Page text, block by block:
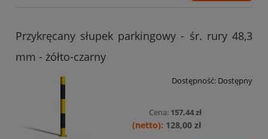
Przykręcany słupek parkingowy - śr. rury 48,3
mm - żółto-czarny
Dostępność: Dostępny
Cena: 157,44 zł
128,00 zł